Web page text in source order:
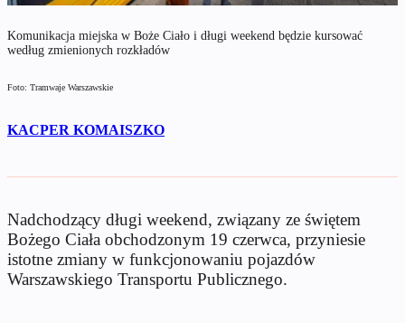
Komunikacja miejska w Boże Ciało i długi weekend będzie kursować
według zmienionych rozkładów
Foto: Tramwaje Warszawskie
KACPER KOMAISZKO
Nadchodzący długi weekend, związany ze świętem
Bożego Ciała obchodzonym 19 czerwca, przyniesie
istotne zmiany w funkcjonowaniu pojazdów
Warszawskiego Transportu Publicznego.